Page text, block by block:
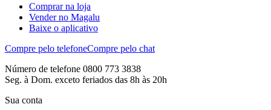
Comprar na loja
Vender no Magalu
Baixe o aplicativo
Compre pelo telefoneCompre pelo chat
Número de telefone 0800 773 3838
Seg. à Dom. exceto feriados das 8h às 20h
Sua conta